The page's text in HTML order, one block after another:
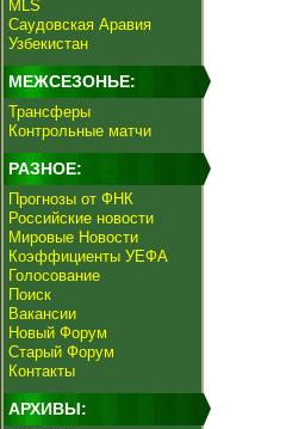
MLS
Саудовская Аравия
Узбекистан
МЕЖСЕЗОНЬЕ:
Трансферы
Контрольные матчи
РАЗНОЕ:
Прогнозы от ФНК
Российские новости
Мировые Новости
Коэффициенты УЕФА
Голосование
Поиск
Вакансии
Новый Форум
Старый Форум
Контакты
АРХИВЫ: